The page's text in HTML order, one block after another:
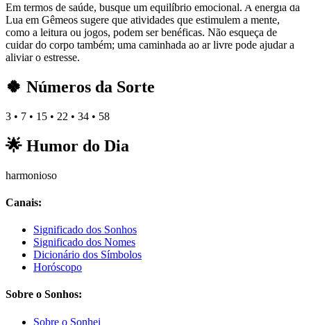
Em termos de saúde, busque um equilíbrio emocional. A energia da
Lua em Gêmeos sugere que atividades que estimulem a mente,
como a leitura ou jogos, podem ser benéficas. Não esqueça de
cuidar do corpo também; uma caminhada ao ar livre pode ajudar a
aliviar o estresse.
🍀 Números da Sorte
3 • 7 • 15 • 22 • 34 • 58
🌟 Humor do Dia
harmonioso
Canais:
Significado dos Sonhos
Significado dos Nomes
Dicionário dos Símbolos
Horóscopo
Sobre o Sonhos:
Sobre o Sonhei